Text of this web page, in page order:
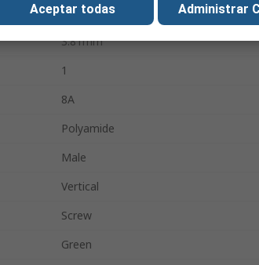
Pluggable Terminal Block
3.81mm
1
8A
Polyamide
Male
Vertical
Screw
Green
Aceptar todas Administrar